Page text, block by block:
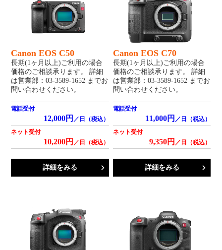
Canon EOS C50
長期(1ヶ月以上)ご利用の場合
価格のご相談承ります。 詳細
は営業部：03-3589-1652 までお
問い合わせください。
電話受付
12,000円 ／日（税込）
ネット受付
10,200円 ／日（税込）
詳細をみる
Canon EOS C70
長期(1ヶ月以上)ご利用の場合
価格のご相談承ります。 詳細
は営業部：03-3589-1652 までお
問い合わせください。
電話受付
11,000円 ／日（税込）
ネット受付
9,350円 ／日（税込）
詳細をみる